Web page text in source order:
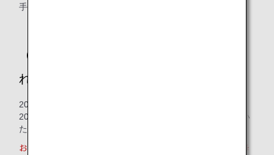
手数料がかかります。
（2）2026年5月18日搭乗分までに適用さ
れる日本国内線運賃の販売終了について
2026年5月18日搭乗分までに適用される日本国内線運賃は、
2026年5月18日をもちまして新規予約・発券・搭乗を終了い
たします。
お持ちの航空券は有効期限内であっても2026年5月19日以降